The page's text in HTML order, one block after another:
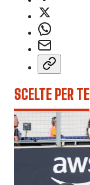
SCELTE PER TE